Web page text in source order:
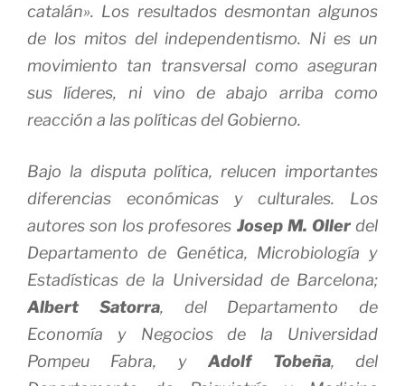
catalán». Los resultados desmontan algunos
de los mitos del independentismo. Ni es un
movimiento tan transversal como aseguran
sus líderes, ni vino de abajo arriba como
reacción a las políticas del Gobierno.
Bajo la disputa política, relucen importantes
diferencias económicas y culturales. Los
autores son los profesores Josep M. Ollerdel
Departamento de Genética, Microbiología y
Estadísticas de la Universidad de Barcelona;
Albert Satorra, del Departamento de
Economía y Negocios de la Universidad
Pompeu Fabra, yAdolf Tobeña, del